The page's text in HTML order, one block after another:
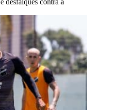
desfalques contra a